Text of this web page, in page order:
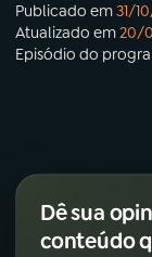
Publicado em31/
Atualizado em20/
Episódio do
Dê sua
conteúdo